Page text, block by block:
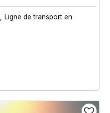
Ligne de transport en